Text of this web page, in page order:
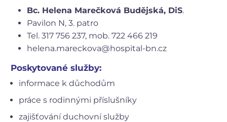
Bc. Helena Marečková Budějská, DiS.
Pavilon N, 3. patro
Tel. 317 756 237, mob. 722 466 219
helena.mareckova@hospital-bn.cz
Poskytované služby:
informace k důchodům
práce s rodinnými příslušníky
zajišťování duchovní služby